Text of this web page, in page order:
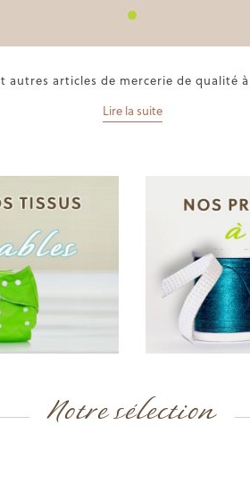
autres articles de mercerie de
Lire la suite
Notre sélection